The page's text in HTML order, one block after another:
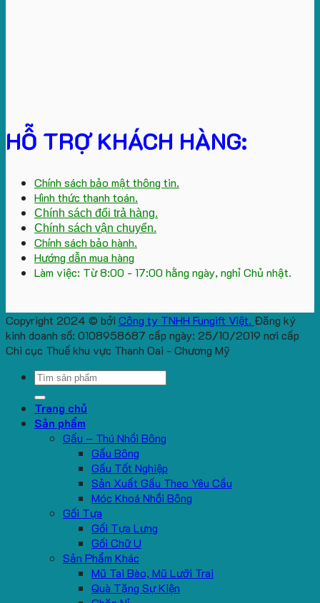
HỖ TRỢ KHÁCH HÀNG:
Chính sách bảo mật thông tin.
Hình thức thanh toán.
Chính sách đổi trả hàng.
Chính sách vận chuyển.
Chính sách bảo hành.
Hướng dẫn mua hàng
Làm việc: Từ 8:00 - 17:00 hằng ngày, nghỉ Chủ nhật.
Copyright 2024 © bởi Công ty TNHH Fungift Việt. Đăng ký
kinh doanh số: 0108958687 cấp ngày: 25/10/2019 nơi cấp
Chi cục Thuế khu vực Thanh Oai - Chương Mỹ
Search
Trang chủ
Sản phẩm
Gấu – Thú Nhồi Bông
Gấu Bông
Gấu Tốt Nghiệp
Sản Xuất Gấu Theo Yêu Cầu
Móc Khoá Nhồi Bông
Gối Tựa
Gối Tựa Lưng
Gối Chữ U
Sản Phẩm Khác
Mũ Tai Bèo, Mũ Lưỡi Trai
Quà Tặng Sự Kiện